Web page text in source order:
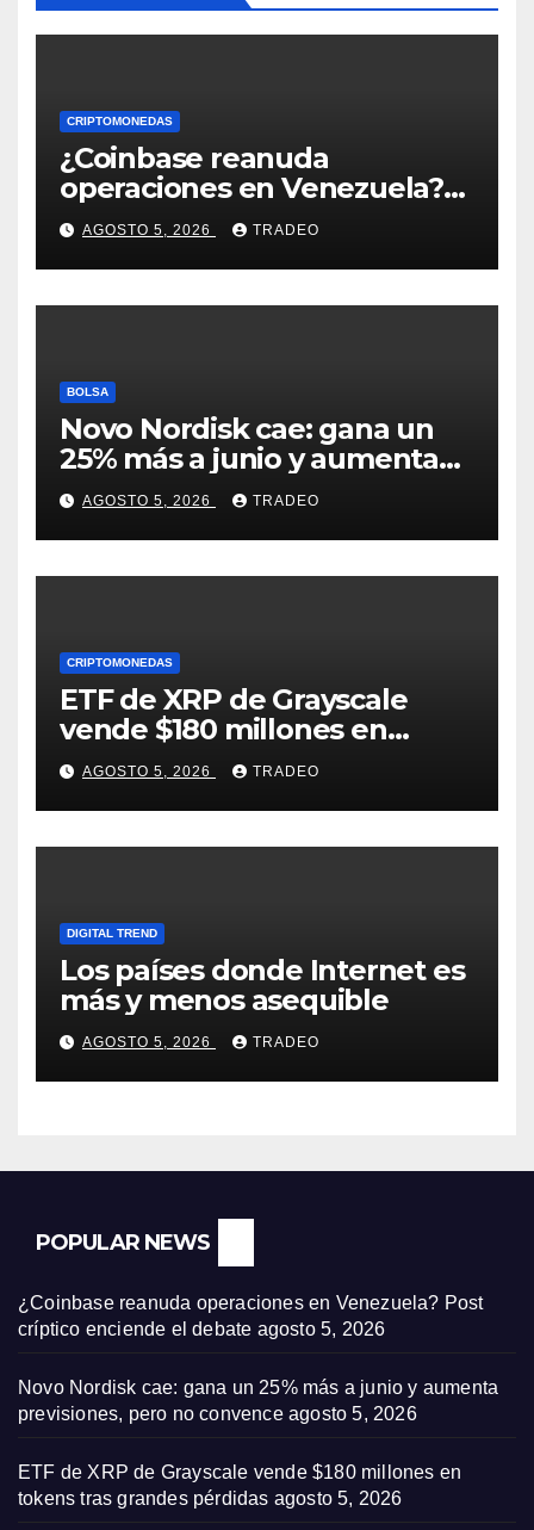
CRIPTOMONEDAS
¿Coinbase reanuda
operaciones en Venezuela?
Post críptico enciende el
debate
AGOSTO 5, 2026 TRADEO
BOLSA
Novo Nordisk cae: gana un
25% más a junio y aumenta
previsiones, pero no
convence
AGOSTO 5, 2026 TRADEO
CRIPTOMONEDAS
ETF de XRP de Grayscale
vende $180 millones en
tokens tras grandes pérdidas
AGOSTO 5, 2026 TRADEO
DIGITAL TREND
Los países donde Internet es
más y menos asequible
AGOSTO 5, 2026 TRADEO
POPULAR NEWS
¿Coinbase reanuda operaciones en Venezuela? Post
críptico enciende el debate agosto 5, 2026
Novo Nordisk cae: gana un 25% más a junio y aumenta
previsiones, pero no convence agosto 5, 2026
ETF de XRP de Grayscale vende $180 millones en
tokens tras grandes pérdidas agosto 5, 2026